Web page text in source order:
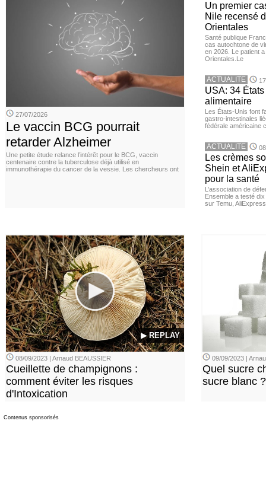
27/07/2026
Le vaccin BCG pourrait
retarder Alzheimer
Une petite étude relance l’intérêt pour le BCG, vaccin
centenaire contre la tuberculose déjà utilisé en
immunothérapie du cancer de la vessie. Les chercheurs ont
Un premier
Nile recensé
Orientales
Santé publique
cas autochtone de
en 2026. Le patient
Orientales.Le
ACTUALITE
USA: 34
alimentaire
Les États-Unis font
gastro-intestinales
fédérale américaine
ACTUALITE
Les crèmes
Shein et
pour la santé
L’association de
Ensemble a testé
sur Temu,
▶ REPLAY
08/09/2023 | Arnaud BEAUSSIER
Cueillette de champignons :
comment éviter les risques
d'Intoxication
09/09/2023 |
Quel sucre
sucre blanc ?
Contenus sponsorisés